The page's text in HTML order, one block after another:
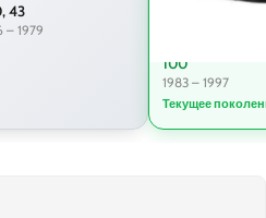
43
– 1979
100
1983 – 1997
Текущее